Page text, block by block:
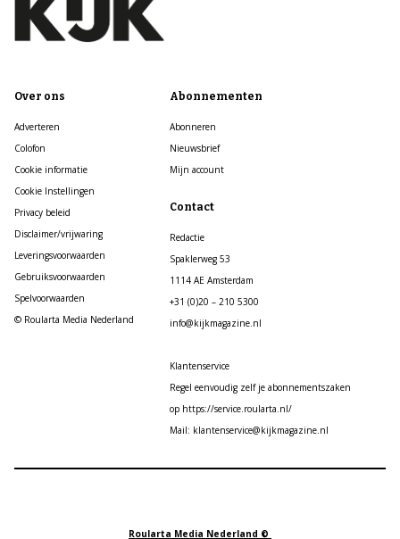
Over ons
Adverteren
Colofon
Cookie informatie
Cookie Instellingen
Privacy beleid
Disclaimer/vrijwaring
Leveringsvoorwaarden
Gebruiksvoorwaarden
Spelvoorwaarden
© Roularta Media Nederland
Abonnementen
Abonneren
Nieuwsbrief
Mijn account
Contact
Redactie
Spaklerweg 53
1114 AE Amsterdam
+31 (0)20 – 210 5300
info@kijkmagazine.nl
Klantenservice
Regel eenvoudig zelf je abonnementszaken
op https://service.roularta.nl/
Mail: klantenservice@kijkmagazine.nl
Roularta Media Nederland ©